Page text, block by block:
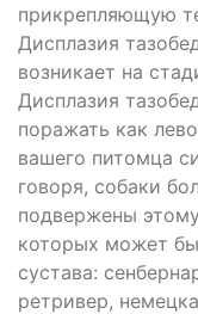
прикрепляющую
Дисплазия
возникает на
Дисплазия
поражать как
вашего питомца
говоря, собаки
подвержены
которых может
сустава:
ретривер,